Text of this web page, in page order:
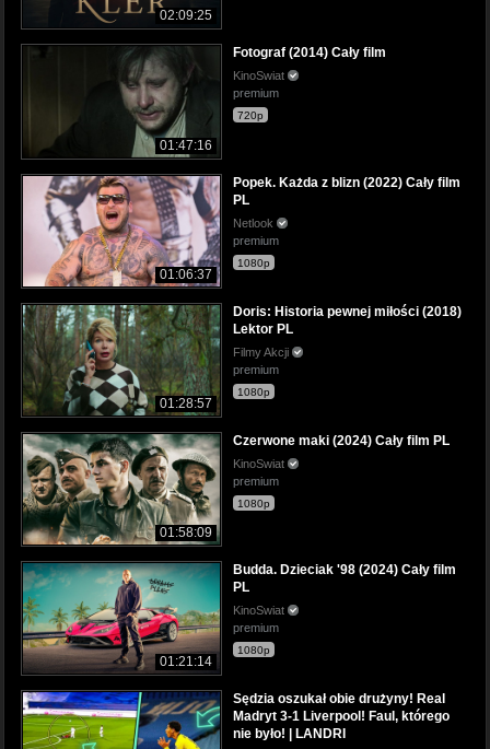
02:09:25
01:47:16
Fotograf (2014) Cały film
KinoSwiat
premium
720p
01:06:37
Popek. Każda z blizn (2022) Cały film
PL
Netlook
premium
1080p
01:28:57
Doris: Historia pewnej miłości (2018)
Lektor PL
Filmy Akcji
premium
1080p
01:58:09
Czerwone maki (2024) Cały film PL
KinoSwiat
premium
1080p
01:21:14
Budda. Dzieciak '98 (2024) Cały film
PL
KinoSwiat
premium
1080p
Sędzia oszukał obie drużyny! Real
Madryt 3-1 Liverpool! Faul, którego
nie było! | LANDRI